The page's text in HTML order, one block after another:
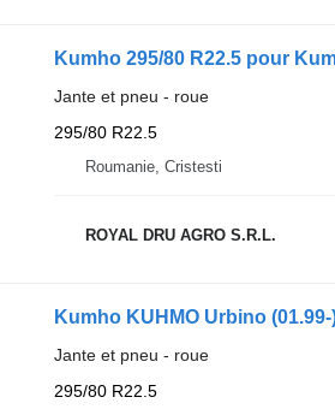
Kumho 295/80 R22.5 pour
Jante et pneu - roue
295/80 R22.5
Roumanie, Cristesti
ROYAL DRU AGRO S.R.L.
Kumho KUHMO Urbino
Jante et pneu - roue
295/80 R22.5